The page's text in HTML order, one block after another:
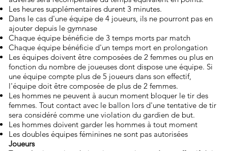
Les heures supplémentaires durent 3 minutes.
Dans le cas d'une équipe de 4 joueurs, ils ne pourront pas en
ajouter depuis le gymnase
Chaque équipe bénéficie de 3 temps morts par match
Chaque équipe bénéficie d'un temps mort en prolongation
Les équipes doivent être composées de 2 femmes ou plus en
fonction du nombre de joueuses dont dispose une équipe. Si
une équipe compte plus de 5 joueurs dans son effectif,
l'équipe doit être composée de plus de 2 femmes.
Les hommes ne peuvent à aucun moment bloquer le tir des
femmes. Tout contact avec le ballon lors d'une tentative de tir
sera considéré comme une violation du gardien de but.
Les hommes doivent garder les hommes à tout moment
Les doubles équipes féminines ne sont pas autorisées
Joueurs